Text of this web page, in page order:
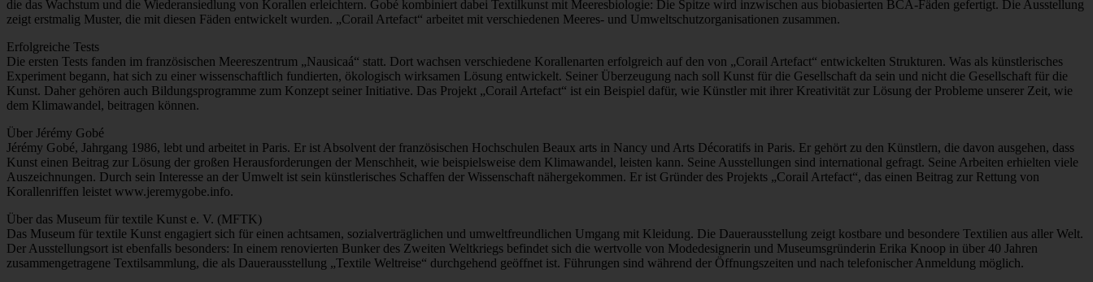
die das Wachstum und die Wiederansiedlung von Korallen erleichtern. Gobé kombiniert dabei Textilkunst mit Meeresbiologie: Die Spitze wird inzwischen aus biobasierten BCA-Fäden gefertigt. Die Ausstellung
zeigt erstmalig Muster, die mit diesen Fäden entwickelt wurden. „Corail Artefact“ arbeitet mit verschiedenen Meeres- und Umweltschutzorganisationen zusammen.
Erfolgreiche Tests
Die ersten Tests fanden im französischen Meereszentrum „Nausicaá“ statt. Dort wachsen verschiedene Korallenarten erfolgreich auf den von „Corail Artefact“ entwickelten Strukturen. Was als künstlerisches
Experiment begann, hat sich zu einer wissenschaftlich fundierten, ökologisch wirksamen Lösung entwickelt. Seiner Überzeugung nach soll Kunst für die Gesellschaft da sein und nicht die Gesellschaft für die
Kunst. Daher gehören auch Bildungsprogramme zum Konzept seiner Initiative. Das Projekt „Corail Artefact“ ist ein Beispiel dafür, wie Künstler mit ihrer Kreativität zur Lösung der Probleme unserer Zeit, wie
dem Klimawandel, beitragen können.
Über Jérémy Gobé
Jérémy Gobé, Jahrgang 1986, lebt und arbeitet in Paris. Er ist Absolvent der französischen Hochschulen Beaux arts in Nancy und Arts Décoratifs in Paris. Er gehört zu den Künstlern, die davon ausgehen, dass
Kunst einen Beitrag zur Lösung der großen Herausforderungen der Menschheit, wie beispielsweise dem Klimawandel, leisten kann. Seine Ausstellungen sind international gefragt. Seine Arbeiten erhielten viele
Auszeichnungen. Durch sein Interesse an der Umwelt ist sein künstlerisches Schaffen der Wissenschaft nähergekommen. Er ist Gründer des Projekts „Corail Artefact“, das einen Beitrag zur Rettung von
Korallenriffen leistet www.jeremygobe.info.
Über das Museum für textile Kunst e. V. (MFTK)
Das Museum für textile Kunst engagiert sich für einen achtsamen, sozialverträglichen und umweltfreundlichen Umgang mit Kleidung. Die Dauerausstellung zeigt kostbare und besondere Textilien aus aller Welt.
Der Ausstellungsort ist ebenfalls besonders: In einem renovierten Bunker des Zweiten Weltkriegs befindet sich die wertvolle von Modedesignerin und Museumsgründerin Erika Knoop in über 40 Jahren
zusammengetragene Textilsammlung, die als Dauerausstellung „Textile Weltreise“ durchgehend geöffnet ist. Führungen sind während der Öffnungszeiten und nach telefonischer Anmeldung möglich.